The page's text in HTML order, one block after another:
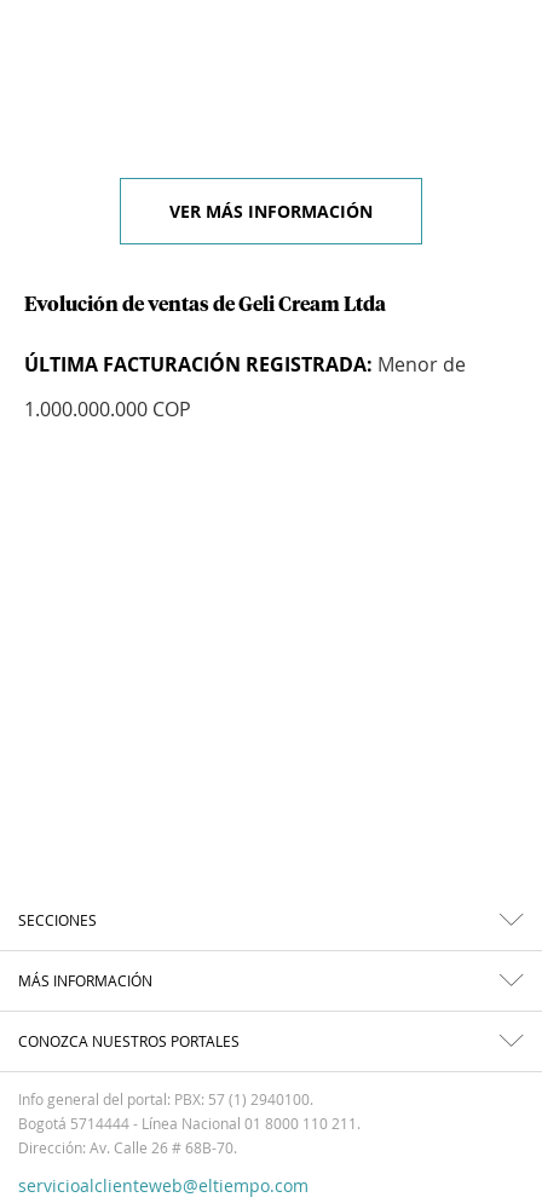
VER MÁS INFORMACIÓN
Evolución de ventas de Geli Cream Ltda
ÚLTIMA FACTURACIÓN REGISTRADA: Menor de
1.000.000.000 COP
SECCIONES
MÁS INFORMACIÓN
CONOZCA NUESTROS PORTALES
Info general del portal: PBX: 57 (1) 2940100.
Bogotá 5714444 - Línea Nacional 01 8000 110 211.
Dirección: Av. Calle 26 # 68B-70.
servicioalclienteweb@eltiempo.com